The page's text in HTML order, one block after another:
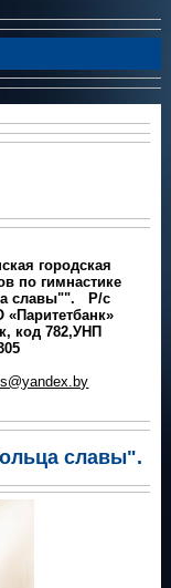
городская
по гимнастике
славы"".
Р/с
«Паритетбанк»
код 782,УНП
славы".